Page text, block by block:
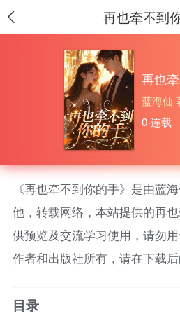
再也牵不到
再也
蓝海仙
0·连载
《再也牵不到你的手》是由蓝
他，转载网络，本站提供的再
供预览及交流学习使用，请勿
作者和出版社所有，请在下载后
指）
目录